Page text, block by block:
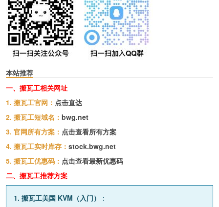
本站推荐
一、搬瓦工相关网址
1. 搬瓦工官网： 点击直达
2. 搬瓦工短域名： bwg.net
3. 官网所有方案： 点击查看所有方案
4. 搬瓦工实时库存： stock.bwg.net
5. 搬瓦工优惠码： 点击查看最新优惠码
二、搬瓦工推荐方案
1. 搬瓦工美国 KVM（入门） ：